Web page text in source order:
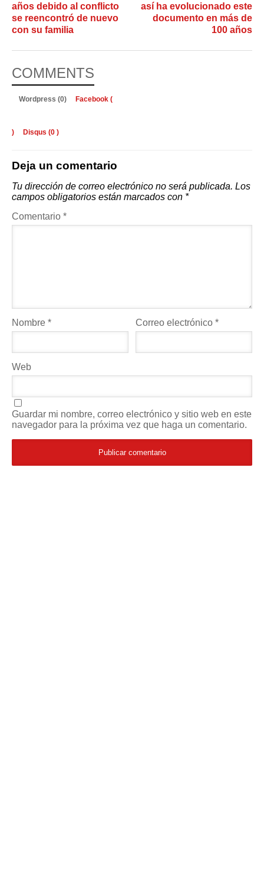
años debido al conflicto
se reencontró de nuevo
con su familia
así ha evolucionado este
documento en más de
100 años
COMMENTS
Wordpress (0) Facebook (
) Disqus (0 )
Deja un comentario
Tu dirección de correo electrónico no será publicada. Los
campos obligatorios están marcados con *
Comentario *
Nombre * Correo electrónico*
Web
Guardar mi nombre, correo electrónico y sitio web en este
navegador para la próxima vez que haga un comentario.